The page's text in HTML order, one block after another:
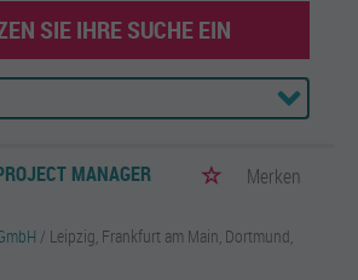
SIE IHRE SUCHE EIN
MANAGER Merken
/ Leipzig, Frankfurt am Main, Dortmund,